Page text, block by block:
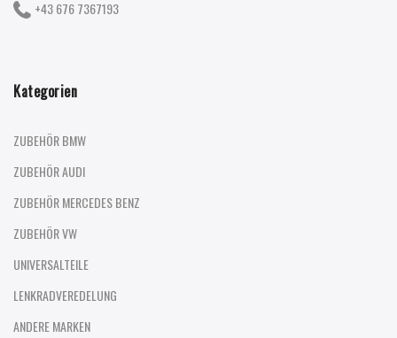
+43 676 7367193
Kategorien
ZUBEHÖR BMW
ZUBEHÖR AUDI
ZUBEHÖR MERCEDES BENZ
ZUBEHÖR VW
UNIVERSALTEILE
LENKRADVEREDELUNG
ANDERE MARKEN